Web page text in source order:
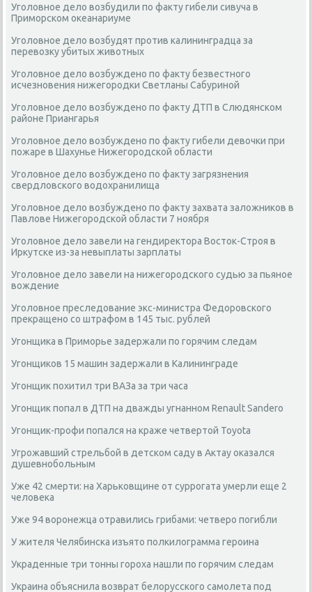
Уголовное дело возбудили по факту гибели сивуча в
Приморском океанариуме
Уголовное дело возбудят против калининградца за
перевозку убитых животных
Уголовное дело возбуждено по факту безвестного
исчезновения нижегородки Светланы Сабуриной
Уголовное дело возбуждено по факту ДТП в Слюдянском
районе Приангарья
Уголовное дело возбуждено по факту гибели девочки при
пожаре в Шахунье Нижегородской области
Уголовное дело возбуждено по факту загрязнения
свердловского водохранилища
Уголовное дело возбуждено по факту захвата заложников в
Павлове Нижегородской области 7 ноября
Уголовное дело завели на гендиректора Восток-Строя в
Иркутске из-за невыплаты зарплаты
Уголовное дело завели на нижегородского судью за пьяное
вождение
Уголовное преследование экс-министра Федоровского
прекращено со штрафом в 145 тыс. рублей
Угонщика в Приморье задержали по горячим следам
Угонщиков 15 машин задержали в Калининграде
Угонщик похитил три ВАЗа за три часа
Угонщик попал в ДТП на дважды угнанном Renault Sandero
Угонщик-профи попался на краже четвертой Toyota
Угрожавший стрельбой в детском саду в Актау оказался
душевнобольным
Уже 42 смерти: на Харьковщине от суррогата умерли еще 2
человека
Уже 94 воронежца отравились грибами: четверо погибли
У жителя Челябинска изъято полкилограмма героина
Украденные три тонны гороха нашли по горячим следам
Украина объяснила возврат белорусского самолета под